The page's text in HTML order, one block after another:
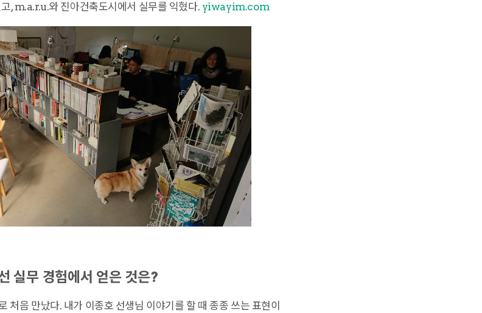
, m.a.r.u.와 진아건축도시에서 실무를 익혔다. yiwayim.com
실무 경험에서 얻은 것은?
처음 만났다. 내가 이종호 선생님 이야기를 할 때 종종 쓰는 표현이